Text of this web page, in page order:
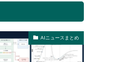
AIニュースまとめ